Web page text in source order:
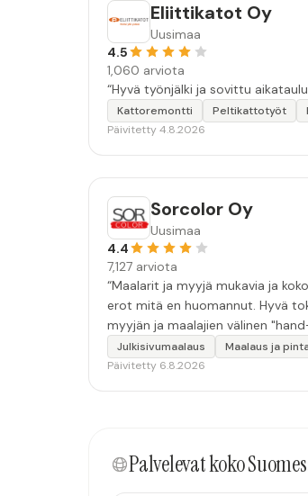
Eliittikatot Oy
Uusimaa
4.5
1,060 arviota
“Hyvä työnjälki ja sovittu
Kattoremontti Peltikattotyöt
Päivitetty 4.8.2026
Sorcolor Oy
Uusimaa
4.4
7,127 arviota
“Maalarit ja myyjä mukavia ja
erot mitä en huomannut. Hyvä
myyjän ja maalajien välinen
tulevaisuudessakin
Julkisivumaalaus Maalaus ja
Päivitetty 6.8.2026
Palvelevat koko